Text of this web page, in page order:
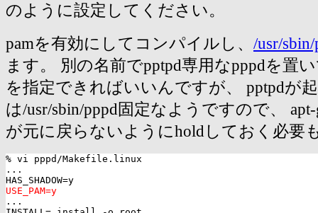
のように設定してください。
pamを有効にしてコンパイルし、 /usr/
ます。 別の名前でpptpd専用なpppdを置
を指定できればいいんですが、 pptpdが
は/usr/sbin/pppd固定なようですので、 apt-
が元に戻らないようにholdしておく必要
% vi pppd/Makefile.linux
...
USE_PAM=y
...